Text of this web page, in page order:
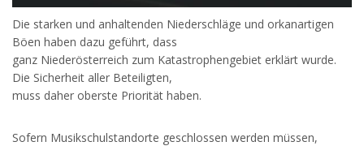
Die starken und anhaltenden Niederschläge und orkanartigen
Böen haben dazu geführt, dass
ganz Niederösterreich zum Katastrophengebiet erklärt wurde.
Die Sicherheit aller Beteiligten,
muss daher oberste Priorität haben.
Sofern Musikschulstandorte geschlossen werden müssen,